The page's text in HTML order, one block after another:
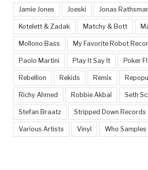
Jamie Jones Joeski Jonas
Kotelett & Zadak Matchy & Bott
Mollono.Bass My Favorite Robot
Paolo Martini Play It Say It Poker
Rebellion Rekids Remix
Richy Ahmed Robbie Akbal Seth
Stefan Braatz Stripped Down Records
Various Artists Vinyl Who Samples